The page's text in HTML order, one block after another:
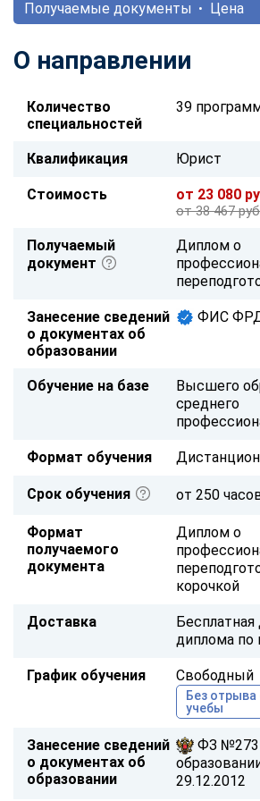
Получаемые документы
Цена
О направлении
Количество
специальностей
39
Квалификация Юрист
Стоимость от 23 080
от 38 467
Получаемый
документ
Диплом о
Занесение сведений
о документах об
образовании
ФИС
Обучение на базе
Высшего
среднего
Формат обучения
Срок обучения от 250
Формат
получаемого
документа
Диплом о
корочкой
Доставка
Бесплатная
диплома по
График обучения Свободный
Без
учебы
Занесение сведений
о документах об
образовании
ФЗ №273
29.12.2012